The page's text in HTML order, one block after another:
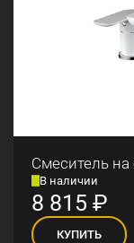
Смеситель на
В наличии
8 815 ₽
КУПИТЬ